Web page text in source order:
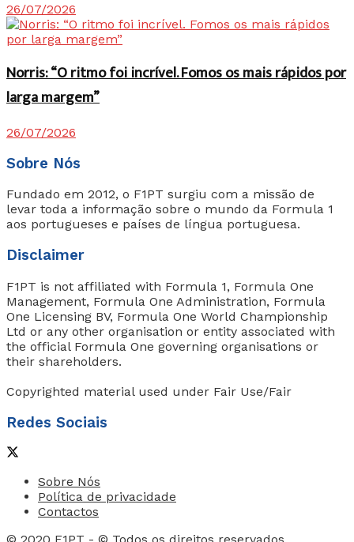
26/07/2026
Norris: “O ritmo foi incrível. Fomos os mais rápidos por
larga margem”
26/07/2026
Sobre Nós
Fundado em 2012, o F1PT surgiu com a missão de
levar toda a informação sobre o mundo da Formula 1
aos portugueses e países de língua portuguesa.
Disclaimer
F1PT is not affiliated with Formula 1, Formula One
Management, Formula One Administration, Formula
One Licensing BV, Formula One World Championship
Ltd or any other organisation or entity associated with
the official Formula One governing organisations or
their shareholders.
Copyrighted material used under Fair Use/Fair
Redes Sociais
Sobre Nós
Política de privacidade
Contactos